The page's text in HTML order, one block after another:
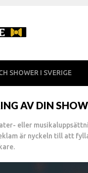
SHOWER I SVERIGE
AV DIN
eller
är nyckeln till att